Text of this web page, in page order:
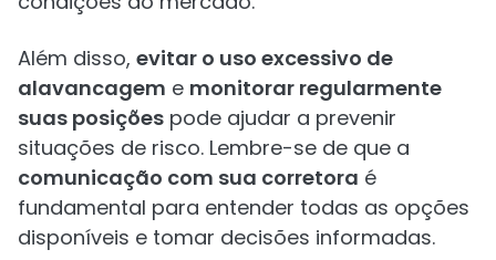
Além disso, evitar o uso excessivo de
alavancagem e monitorar regularmente
suas posições pode ajudar a prevenir
situações de risco. Lembre-se de que a
comunicação com sua corretora é
fundamental para entender todas as opções
disponíveis e tomar decisões informadas.